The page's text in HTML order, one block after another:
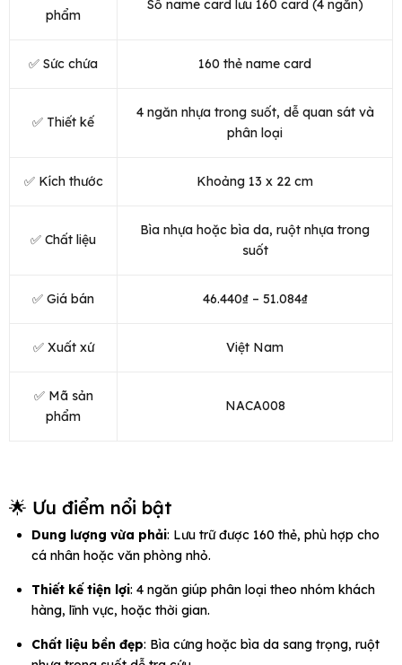
phẩm
Sổ name card lưu 160 card (4 ngăn)
✅ Sức chứa 160 thẻ name card
✅ Thiết kế
4 ngăn nhựa trong suốt, dễ quan sát và
phân loại
✅ Kích thước Khoảng 13 x 22 cm
✅ Chất liệu
Bìa nhựa hoặc bìa da, ruột nhựa trong
suốt
✅ Giá bán 46.440₫ – 51.084₫
✅ Xuất xứ Việt Nam
✅ Mã sản
phẩm
NACA008
🌟 Ưu điểm nổi bật
Dung lượng vừa phải: Lưu trữ được 160 thẻ, phù hợp cho
cá nhân hoặc văn phòng nhỏ.
Thiết kế tiện lợi: 4 ngăn giúp phân loại theo nhóm khách
hàng, lĩnh vực, hoặc thời gian.
Chất liệu bền đẹp: Bìa cứng hoặc bìa da sang trọng, ruột